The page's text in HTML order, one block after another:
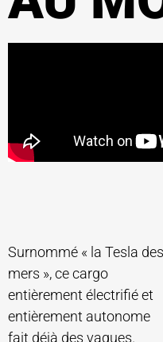
Surnommé « la Tesla des
mers », ce cargo
entièrement électrifié et
entièrement autonome
fait déjà des vagues.